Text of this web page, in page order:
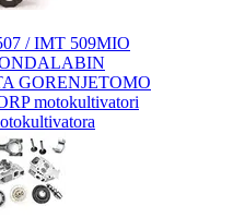
/ IMT 509MIO
LABIN
GORENJETOMO
motokultivatori